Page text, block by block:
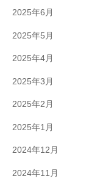
2025年6月
2025年5月
2025年4月
2025年3月
2025年2月
2025年1月
2024年12月
2024年11月